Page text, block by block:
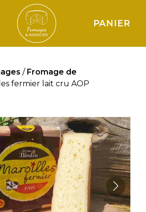
menu principal PANIER
/ Fromage de
fermier lait cru AOP